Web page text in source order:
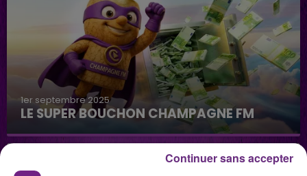
1er septembre 2025
LE SUPER BOUCHON CHAMPAGNE FM
Continuer sans accepter